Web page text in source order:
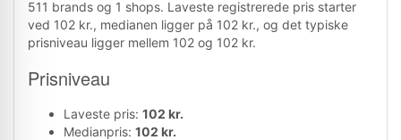
511 brands og 1 shops. Laveste registrerede pris starter
ved 102 kr., medianen ligger på 102 kr., og det typiske
prisniveau ligger mellem 102 og 102 kr.
Prisniveau
Laveste pris: 102 kr.
Medianpris: 102 kr.